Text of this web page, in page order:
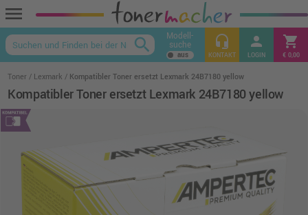
menu
keyboard_arrow_up
search Modell-
suche headset_mic
KONTAKT
person
LOGIN
shopping_cart
€ 0,00
Toner Lexmark Kompatibler Toner ersetzt Lexmark 24B7180 yellow
Kompatibler Toner ersetzt Lexmark 24B7180 yellow